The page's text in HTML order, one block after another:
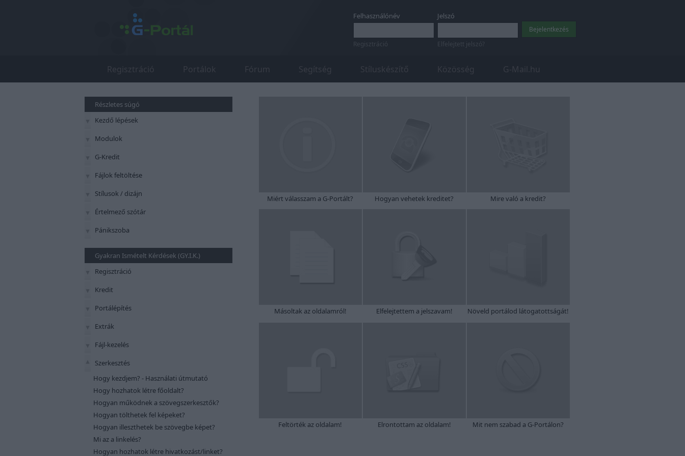
Felhasználónév
Regisztráció
Jelszó
Elfelejtett jelszó?
Regisztráció Portálok Fórum Segítség Stíluskészítő Közösség G-Mail.hu
Részletes súgó
Kezdő lépések
Modulok
G-Kredit
Fájlok feltöltése
Stílusok / dizájn
Értelmező szótár
Pánikszoba
Gyakran Ismételt Kérdések (GY.I.K.)
Regisztráció
Kredit
Portálépítés
Extrák
Fájl-kezelés
Szerkesztés
Hogy kezdjem? - Használati útmutató
Hogy hozhatok létre főoldalt?
Hogyan működnek a szövegszerkesztők?
Hogyan tölthetek fel képeket?
Hogyan illeszthetek be szövegbe képet?
Mi az a linkelés?
Hogyan hozhatok létre hivatkozást/linket?
Miért válasszam a G-Portált? Hogyan vehetek kreditet? Mire való a kredit?
Másoltak az oldalamról! Elfelejtettem a jelszavam! Növeld portálod látogatottságát!
Feltörték az oldalam! Elrontottam az oldalam! Mit nem szabad a G-Portálon?